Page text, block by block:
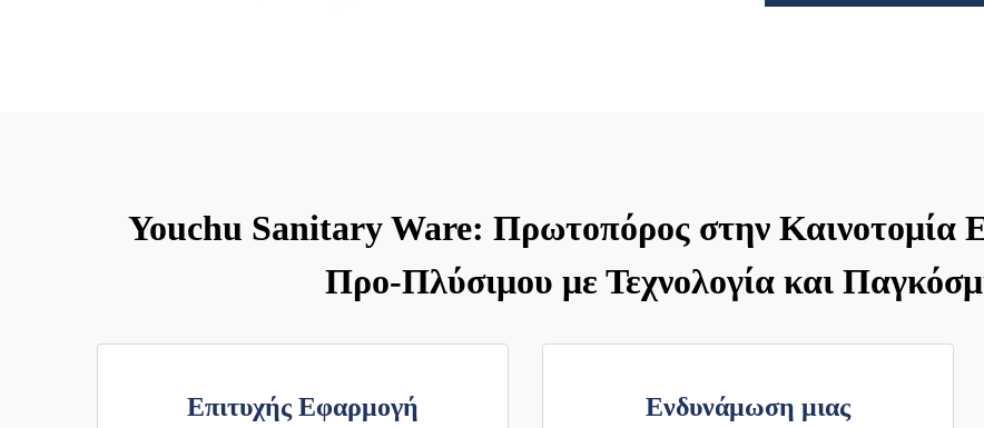
Youchu Sanitary Ware: Πρωτοπόρος στην Καινοτομία
Προ-Πλύσιμου με Τεχνολογία και
Επιτυχής Εφαρμογή
Ενδυνάμωση μιας